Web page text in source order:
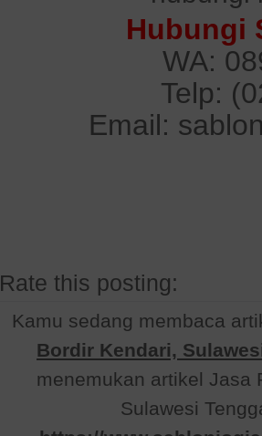
Hubungi
WA:
Telp:
Email:
Rate this posting:
Kamu sedang membaca
Bordir Kendari,
menemukan artikel Jasa
Sulawesi